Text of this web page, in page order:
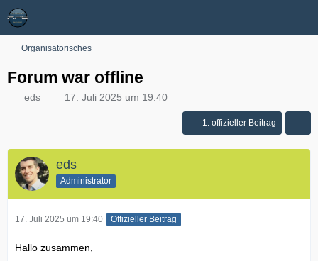
Organisatorisches
Forum war offline
eds 17. Juli 2025 um 19:40
1. offizieller Beitrag
eds
Administrator
17. Juli 2025 um 19:40 Offizieller Beitrag
Hallo zusammen,